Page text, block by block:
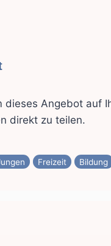
dieses Angebot auf
direkt zu teilen.
Freizeit Bildung